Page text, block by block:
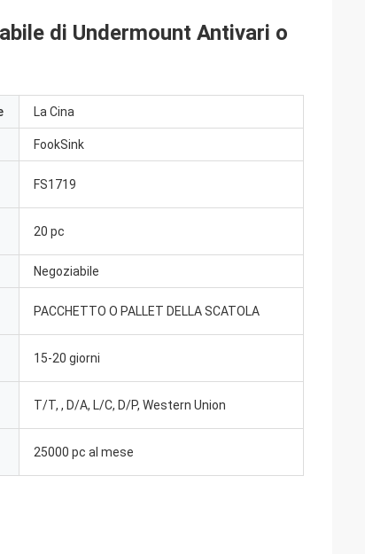
di Undermount Antivari o
La Cina
FookSink
FS1719
20 pc
Negoziabile
PACCHETTO O PALLET DELLA SCATOLA
15-20 giorni
T/T, , D/A, L/C, D/P, Western Union
25000 pc al mese